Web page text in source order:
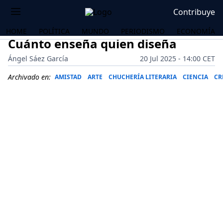
Contribuye
HOME POLÍTICA MUNDO PERIODISMO ECONOMÍA
Cuánto enseña quien diseña
Ángel Sáez García
20 Jul 2025 - 14:00 CET
Archivado en: AMISTAD ARTE CHUCHERÍA LITERARIA CIENCIA